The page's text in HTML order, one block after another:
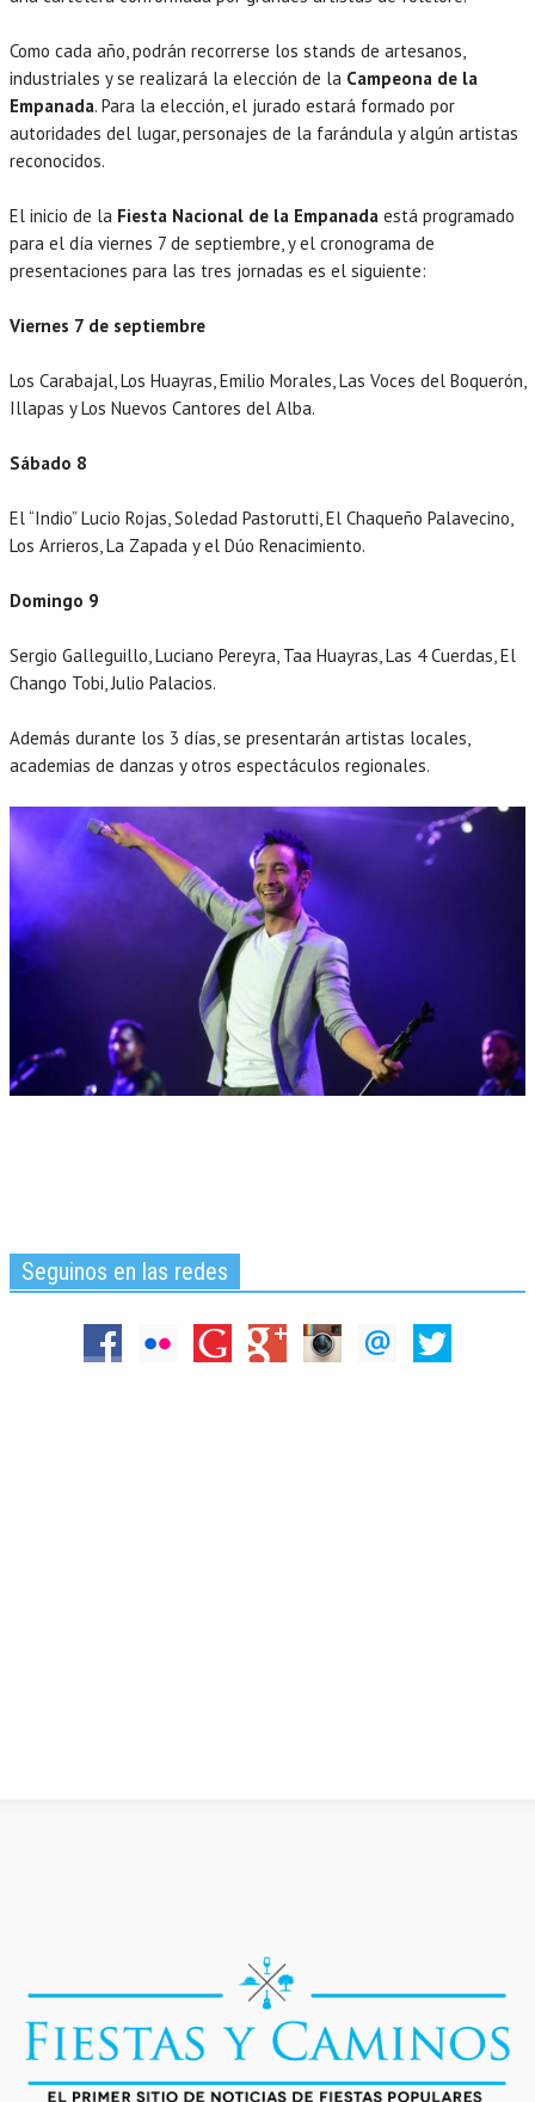
Como cada año, podrán recorrerse los stands de artesanos,
industriales y se realizará la elección de la Campeona de la
Empanada. Para la elección, el jurado estará formado por
autoridades del lugar, personajes de la farándula y algún artistas
reconocidos.
El inicio de la Fiesta Nacional de la Empanada está programado
para el día viernes 7 de septiembre, y el cronograma de
presentaciones para las tres jornadas es el siguiente:
Viernes 7 de septiembre
Los Carabajal, Los Huayras, Emilio Morales, Las Voces del Boquerón,
Illapas y Los Nuevos Cantores del Alba.
Sábado 8
El “Indio” Lucio Rojas, Soledad Pastorutti, El Chaqueño Palavecino,
Los Arrieros, La Zapada y el Dúo Renacimiento.
Domingo 9
Sergio Galleguillo, Luciano Pereyra, Taa Huayras, Las 4 Cuerdas, El
Chango Tobi, Julio Palacios.
Además durante los 3 días, se presentarán artistas locales,
academias de danzas y otros espectáculos regionales.
Seguinos en las redes